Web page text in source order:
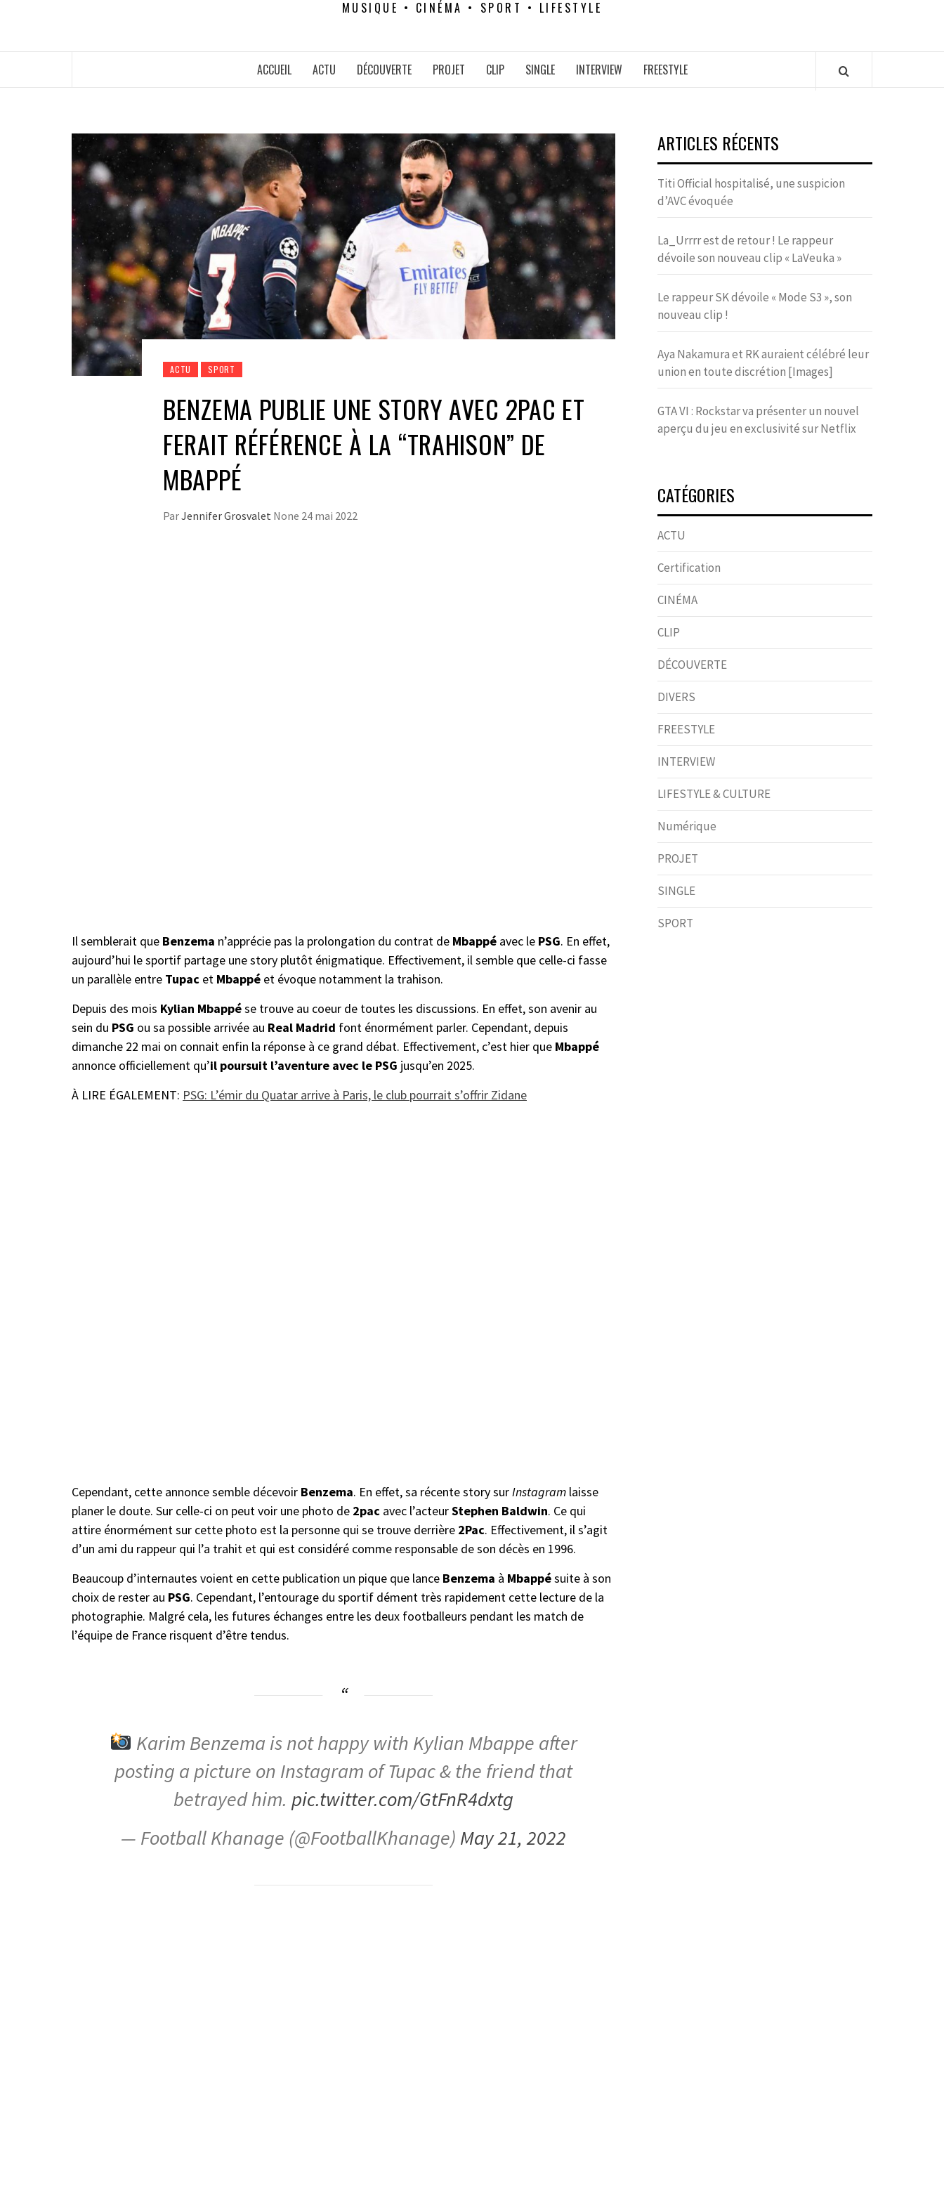
MUSIQUE • CINÉMA • SPORT • LIFESTYLE
ACCUEIL ACTU DÉCOUVERTE PROJET CLIP SINGLE INTERVIEW FREESTYLE
ACTU SPORT
BENZEMA PUBLIE UNE STORY AVEC 2PAC ET
FERAIT RÉFÉRENCE À LA “TRAHISON” DE
MBAPPÉ
ParJennifer Grosvalet None 24 mai 2022
Il semblerait que Benzema n’apprécie pas la prolongation du contrat de Mbappé avec le PSG. En effet,
aujourd’hui le sportif partage une story plutôt énigmatique. Effectivement, il semble que celle-ci fasse
un parallèle entre Tupac et Mbappé et évoque notamment la trahison.
Depuis des mois Kylian Mbappése trouve au coeur de toutes les discussions. En effet, son avenir au
sein du PSG ou sa possible arrivée au Real Madrid font énormément parler. Cependant, depuis
dimanche 22 mai on connait enfin la réponse à ce grand débat. Effectivement, c’est hier que Mbappé
annonce officiellement qu’il poursuit l’aventure avec le PSG jusqu’en 2025.
À LIRE ÉGALEMENT: PSG: L’émir du Quatar arrive à Paris, le club pourrait s’offrir Zidane
Cependant, cette annonce semble décevoir Benzema. En effet, sa récente story surInstagram laisse
planer le doute. Sur celle-ci on peut voir une photo de 2pac avec l’acteurStephen Baldwin. Ce qui
attire énormément sur cette photo est la personne qui se trouve derrière 2Pac. Effectivement, il s’agit
d’un ami du rappeur qui l’a trahit et qui est considéré comme responsable de son décès en 1996.
Beaucoup d’internautes voient en cette publication un pique que lance Benzema à Mbappésuite à son
choix de rester au PSG. Cependant, l’entourage du sportif dément très rapidement cette lecture de la
photographie. Malgré cela, les futures échanges entre les deux footballeurs pendant les match de
l’équipe de France risquent d’être tendus.
Karim Benzema is not happy with Kylian Mbappe after
posting a picture on Instagram of Tupac & the friend that
betrayed him. pic.twitter.com/GtFnR4dxtg
— Football Khanage (@FootballKhanage) May 21, 2022
ARTICLES RÉCENTS
Titi Official hospitalisé, une suspicion
d’AVC évoquée
La_Urrrr est de retour ! Le rappeur
dévoile son nouveau clip « LaVeuka »
Le rappeur SK dévoile « Mode S3 », son
nouveau clip !
Aya Nakamura et RK auraient célébré leur
union en toute discrétion [Images]
GTA VI : Rockstar va présenter un nouvel
aperçu du jeu en exclusivité sur Netflix
CATÉGORIES
ACTU
Certification
CINÉMA
CLIP
DÉCOUVERTE
DIVERS
FREESTYLE
INTERVIEW
LIFESTYLE & CULTURE
Numérique
PROJET
SINGLE
SPORT